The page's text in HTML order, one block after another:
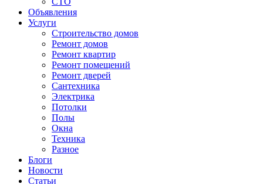
Объявления
Услуги
Строительство домов
Ремонт домов
Ремонт квартир
Ремонт помещений
Ремонт дверей
Сантехника
Электрика
Потолки
Полы
Окна
Техника
Разное
Блоги
Новости
Статьи